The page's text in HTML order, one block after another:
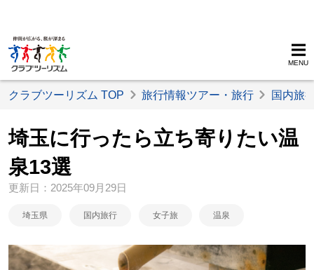
MENU
クラブツーリズム TOP 旅行情報ツアー・旅行 国内旅
埼玉に行ったら立ち寄りたい温
泉13選
更新日：2025年09月29日
埼玉県 国内旅行 女子旅 温泉